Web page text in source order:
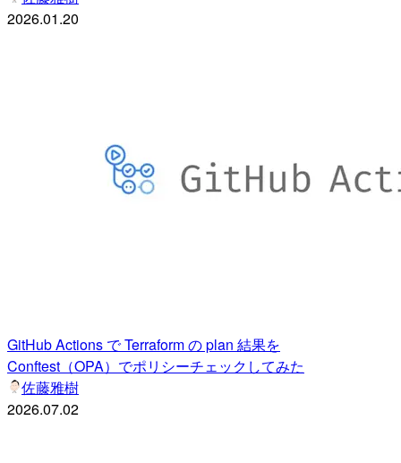
2026.01.20
GitHub Actions で Terraform の plan 結果を
Conftest（OPA）でポリシーチェックしてみた
佐藤雅樹
2026.07.02